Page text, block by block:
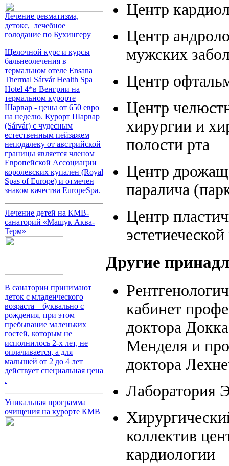
Лечение ревматизма,
детокс, лечебное
голодание по Бухингеру
Щелочной курс и курсы
бальнеолечения в
термальном отеле Ensana
Thermal Sárvár Health Spa
Hotel 4*в Венгрии на
термальном курорте
Шарвар - цены от 650 евро
на неделю. Курорт Шарвар
(Sárvár) с чудесным
естественным пейзажем
неподалеку от австрийской
границы является членом
Европейской Ассоциации
королевских купален (Royal
Spas of Europe) и отмечен
знаком качества EuropeSpa.
Лечение детей на КМВ-
санаторий «Машук Аква-
Терм»
В санатории принимают
деток с младенческого
возраста – буквально с
рождения, при этом
пребывание маленьких
гостей, которым не
исполнилось 2-х лет, не
оплачивается, а для
малышей от 2 до 4 лет
действует специальная цена
.
Уникальная программа
очищения на курорте КМВ
Центр
Центр
мужских
Центр
Центр
хирургии и
полости рта
Центр
паралича
Центр
Другие
кабинет
доктора
Менделя и
доктора
Лаборатория
коллектив
кардиологии